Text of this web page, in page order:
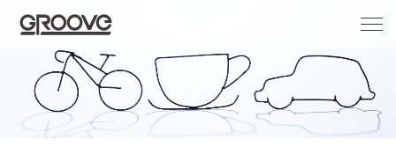
Groove 自転車 カフェ 輸入車・国産車のチ
ューニング/販売